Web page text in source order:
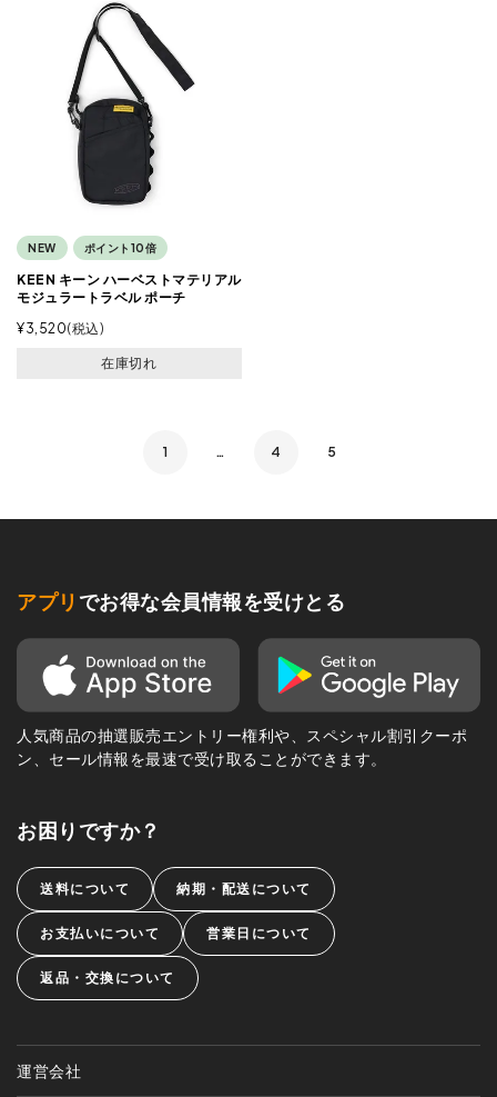
NEW ポイント10倍
KEEN キーン ハーベストマテリアル
モジュラートラベル ポーチ
¥3,520 税込
在庫切れ
1 … 4 5
アプリ でお得な会員情報を受けとる
人気商品の抽選販売エントリー権利や、スペシャル割引クーポ
ン、セール情報を最速で受け取ることができます。
お困りですか？
送料について 納期・配送について
お支払いについて 営業日について
返品・交換について
運営会社